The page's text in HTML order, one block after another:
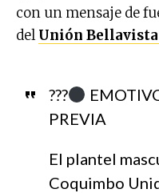
con un mensaje de
delUnión Bellavista
???
PREVIA
El plantel
Coquimbo